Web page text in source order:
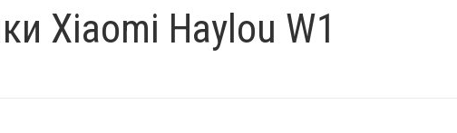
Xiaomi Haylou W1